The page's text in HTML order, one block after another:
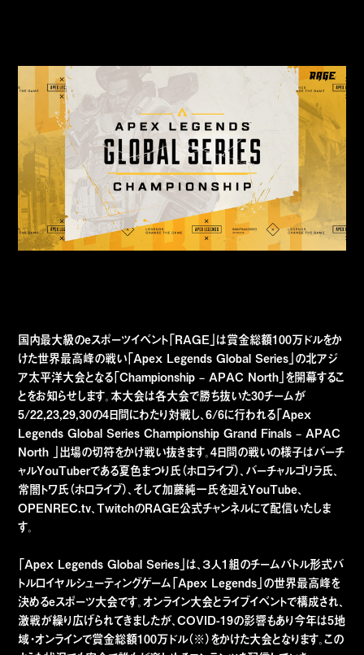
国内最大級のeスポーツイベント「RAGE」は賞金総額100万ドルをか
けた世界最高峰の戦い「Apex Legends Global Series」の北アジ
ア太平洋大会となる「Championship – APAC North」を開幕するこ
とをお知らせします。本大会は各大会で勝ち抜いた30チームが
5/22,23,29,30の4日間にわたり対戦し、6/6に行われる「Apex
Legends Global Series Championship Grand Finals – APAC
North 」出場の切符をかけ戦い抜きます。4日間の戦いの様子はバーチ
ャルYouTuberである夏色まつり氏（ホロライブ）、バーチャルゴリラ氏、
常闇トワ氏（ホロライブ）、そして加藤純一氏を迎えYouTube、
OPENREC.tv、TwitchのRAGE公式チャンネルにて配信いたしま
す。
「Apex Legends Global Series」は、３人1組のチームバトル形式バ
トルロイヤルシューティングゲーム「Apex Legends」の世界最高峰を
決めるeスポーツ大会です。オンライン大会とライブイベントで構成され、
激戦が繰り広げられてきましたが、COVID-19の影響もあり今年は5地
域・オンラインで賞金総額100万ドル（※）をかけた大会となります。この